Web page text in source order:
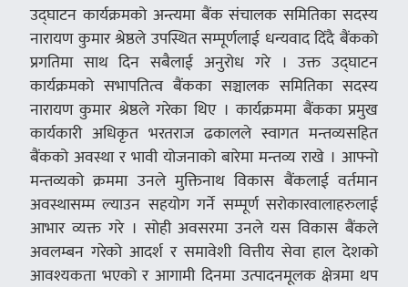
उद्घाटन कार्यक्रमको अन्त्यमा बैंक संचालक समितिका सदस्य
नारायण कुमार श्रेष्ठले उपस्थित सम्पूर्णलाई धन्यवाद दिंदै बैंकको
प्रगतिमा साथ दिन सबैलाई अनुरोध गरे । उक्त उद्घाटन
कार्यक्रमको सभापतित्व बैंकका सञ्चालक समितिका सदस्य
नारायण कुमार श्रेष्ठले गरेका थिए । कार्यक्रममा बैंकका प्रमुख
कार्यकारी अधिकृत भरतराज ढकालले स्वागत मन्तव्यसहित
बैंकको अवस्था र भावी योजनाको बारेमा मन्तव्य राखे । आफ्नो
मन्तव्यको क्रममा उनले मुक्तिनाथ विकास बैंकलाई वर्तमान
अवस्थासम्म ल्याउन सहयोग गर्ने सम्पूर्ण सरोकारवालाहरुलाई
आभार व्यक्त गरे । सोही अवसरमा उनले यस विकास बैंकले
अवलम्बन गरेको आदर्श र समावेशी वित्तीय सेवा हाल देशको
आवश्यकता भएको र आगामी दिनमा उत्पादनमूलक क्षेत्रमा थप